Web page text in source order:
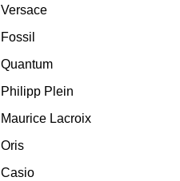
Versace
Fossil
Quantum
Philipp Plein
Maurice Lacroix
Oris
Casio